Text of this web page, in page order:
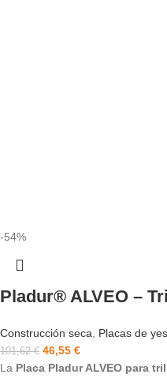
-54%
Pladur® ALVEO –
Construcción seca, Placas de
101,62€ 46,55 €
La Placa Pladur ALVEO para